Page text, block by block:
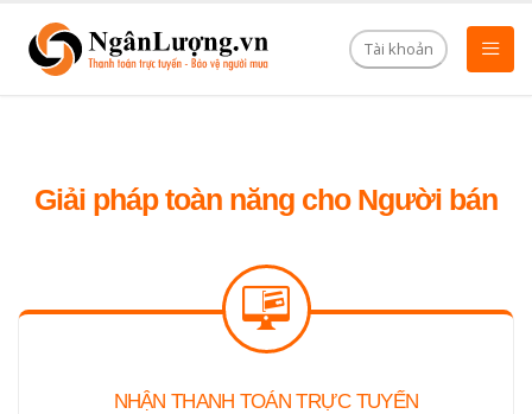
Tài khoản
Giải pháp toàn năng cho Người bán
NHẬN THANH TOÁN TRỰC TUYẾN